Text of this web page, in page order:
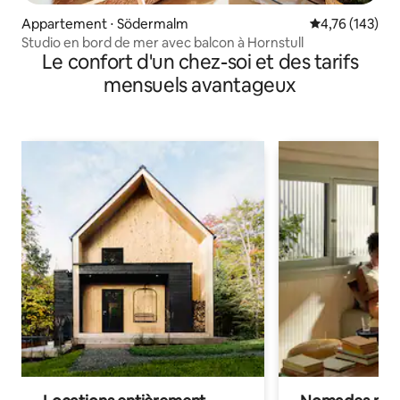
Appartement ⋅ Södermalm Évaluation
4,76 (143)
Studio en bord de mer avec balcon à Hornstull
Le confort d'un chez-soi et des tarifs
mensuels avantageux